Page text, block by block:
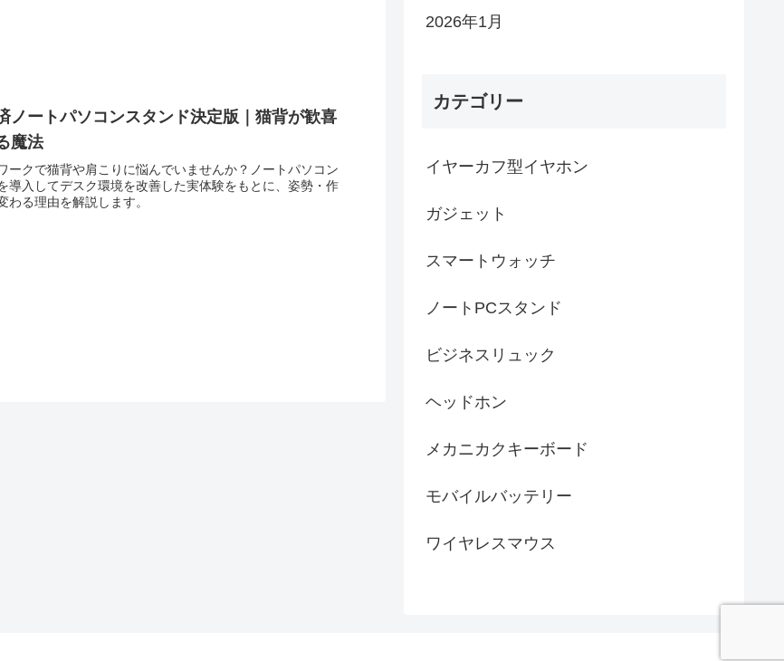
ノートパソコンスタンド決定版｜猫背が歓喜
魔法
ークで猫背や肩こりに悩んでいませんか？ノートパソコン
導入してデスク環境を改善した実体験をもとに、姿勢・作
わる理由を解説します。
2026年1月
カテゴリー
イヤーカフ型イヤホン
ガジェット
スマートウォッチ
ノートPCスタンド
ビジネスリュック
ヘッドホン
メカニカクキーボード
モバイルバッテリー
ワイヤレスマウス